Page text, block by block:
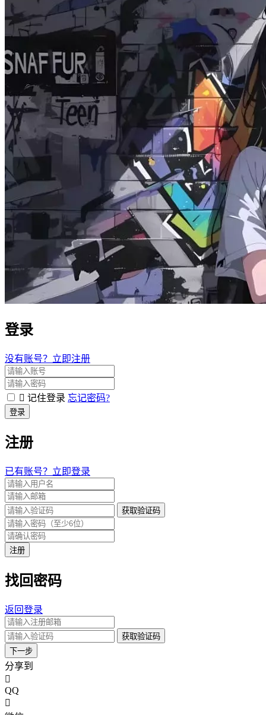
登录
没有账号？立即注册
记住登录 忘记密码?
登录
注册
已有账号？立即登录
获取验证码
注册
找回密码
返回登录
获取验证码
下一步
分享到
QQ